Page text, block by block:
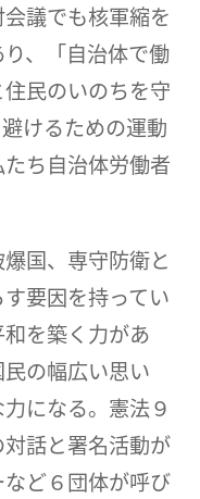
議でも核軍縮を
、「自治体で働
民のいのちを守
けるための運動
ち自治体労働者
国、専守防衛と
要因を持ってい
を築く力があ
の幅広い思い
になる。憲法９
話と署名活動が
ど６団体が呼び